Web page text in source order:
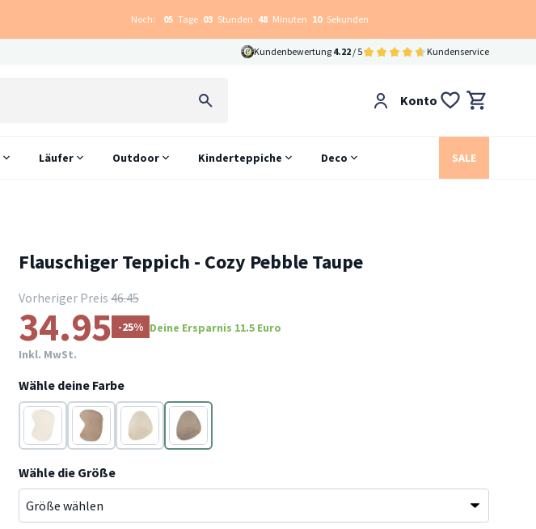
Noch: 05 Tage 03 Stunden 48 Minuten 09 Sekunden
Kundenbewertung 4.22 / 5 Kundenservice
Konto
Läufer Outdoor Kinderteppiche Deco SALE
Flauschiger Teppich - Cozy Pebble Taupe
Vorheriger Preis 46.45
34.95 -25% Deine Ersparnis 11.5 Euro
Inkl. MwSt.
Wähle deine Farbe
Creme Taupe Creme
Taupe
Wähle die Größe